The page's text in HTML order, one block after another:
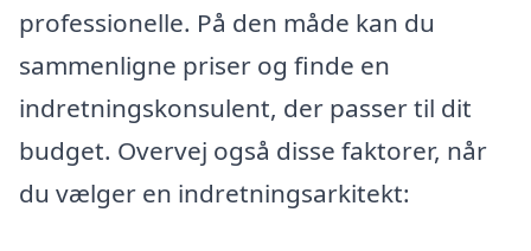
professionelle. På den måde kan du
sammenligne priser og finde en
indretningskonsulent, der passer til dit
budget. Overvej også disse faktorer, når
du vælger en indretningsarkitekt: